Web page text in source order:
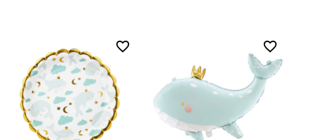
favorite_border favorite_border